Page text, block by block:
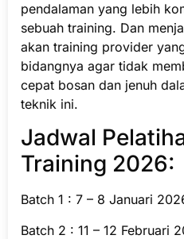
pendalaman yang lebih
sebuah training. Dan
akan training provider
bidangnya agar tidak
cepat bosan dan jenuh
teknik ini.
Jadwal
Training 2026:
Batch 1 : 7 – 8 Januari
Batch 2 : 11 – 12 Februari